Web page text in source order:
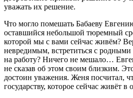
уважать их решение.
Что могло помешать Бабаеву
оставшийся небольшой тюремный
которой мы с вами сейчас живём?
невредимым, встретиться с родными
на работу? Ничего не мешало…
не сказав об этом своим близким.
достоин уважения. Женя посчитал,
государству, которое сейчас живёт в